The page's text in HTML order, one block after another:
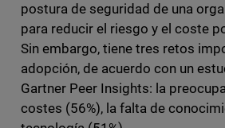
postura de seguridad de una
para reducir el riesgo y el coste
Sin embargo, tiene tres retos
adopción, de acuerdo con un
Gartner Peer Insights: la
costes (56%), la falta de